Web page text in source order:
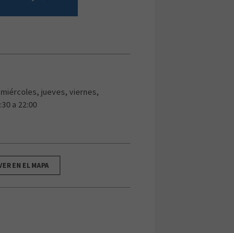
jueves, viernes,
a 22:00
EN EL MAPA